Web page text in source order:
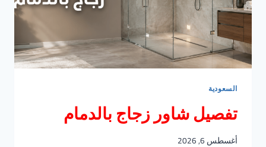
السعودية
تفصيل شاور زجاج بالدمام
أغسطس 6, 2026